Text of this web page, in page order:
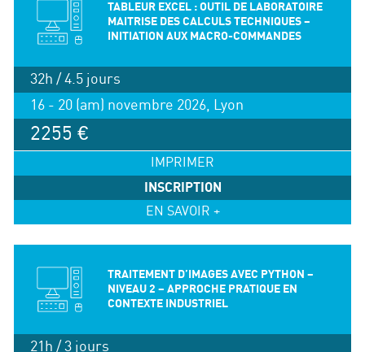
TABLEUR EXCEL : OUTIL DE LABORATOIRE
MAITRISE DES CALCULS TECHNIQUES –
INITIATION AUX MACRO-COMMANDES
32h / 4.5 jours
16 - 20 (am) novembre 2026, Lyon
2255 €
IMPRIMER
INSCRIPTION
EN SAVOIR +
TRAITEMENT D’IMAGES AVEC PYTHON –
NIVEAU 2 – APPROCHE PRATIQUE EN
CONTEXTE INDUSTRIEL
21h / 3 jours